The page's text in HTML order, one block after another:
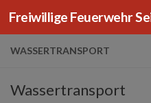
Zum Inhalt springen
Freiwillige Feuerwehr
WASSERTRANSPORT
Wassertransport